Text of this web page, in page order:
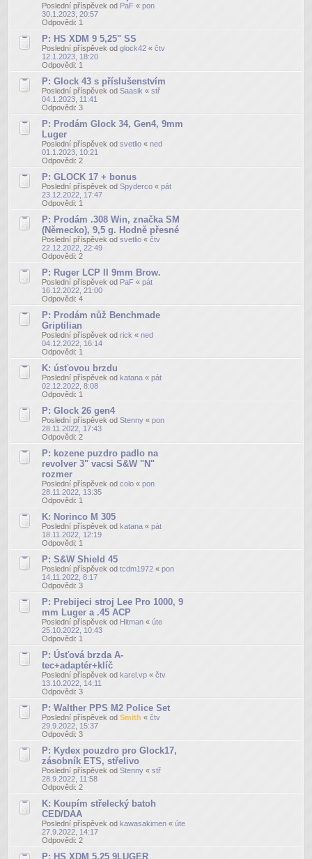
Poslední příspěvek od PaF « pon
30.1.2023, 20:57
Odpovědi: 1
P: HS XDM 9 5,25" SS
Poslední příspěvek od glock42 « čtv
12.1.2023, 18:20
Odpovědi: 1
P: Glock 43 s příslušenstvím
Poslední příspěvek od Saasik « stř
04.1.2023, 11:41
Odpovědi: 3
P: Prodám Glock 34, Gen4, 9mm
Luger
Poslední příspěvek od svetlio « ned
01.1.2023, 10:21
Odpovědi: 2
P: GLOCK 17 + bonus
Poslední příspěvek od Spyderco « pát
23.12.2022, 17:47
Odpovědi: 1
P: Prodám .308 Win, značka SM
(Německo), 9,5 g. Hodně přesné
Poslední příspěvek od svetlio « čtv
22.12.2022, 22:49
Odpovědi: 2
P: Ruger LCP II 9mm Brow.
Poslední příspěvek od PaF « pát
16.12.2022, 21:00
Odpovědi: 4
P: Prodám nůž Benchmade
Griptilian
Poslední příspěvek od rick « ned
04.12.2022, 16:14
Odpovědi: 1
K: úsťovou brzdu
Poslední příspěvek od katana « pát
02.12.2022, 8:08
Odpovědi: 1
P: Glock 26 gen4
Poslední příspěvek od Stenny « pon
28.11.2022, 17:43
Odpovědi: 2
P: kozene puzdro padlo na
revolver 3" vacsi S&W "N"
rozmer
Poslední příspěvek od colo « pon
28.11.2022, 13:35
Odpovědi: 1
K: Norinco M 305
Poslední příspěvek od katana « pát
18.11.2022, 12:19
Odpovědi: 1
P: S&W Shield 45
Poslední příspěvek od tcdm1972 « pon
14.11.2022, 8:17
Odpovědi: 3
P: Prebijeci stroj Lee Pro 1000, 9
mm Luger a .45 ACP
Poslední příspěvek od Hitman « úte
25.10.2022, 10:43
Odpovědi: 1
P: Úsťová brzda A-
tec+adaptér+klíč
Poslední příspěvek od karel.vp « čtv
13.10.2022, 14:11
Odpovědi: 3
P: Walther PPS M2 Police Set
Poslední příspěvek od Smith « čtv
29.9.2022, 15:37
Odpovědi: 3
P: Kydex pouzdro pro Glock17,
zásobník ETS, střelivo
Poslední příspěvek od Stenny « stř
28.9.2022, 11:58
Odpovědi: 2
K: Koupím střelecký batoh
CED/DAA
Poslední příspěvek od kawasakimen « úte
27.9.2022, 14:17
Odpovědi: 2
P: HS XDM 5,25 9LUGER